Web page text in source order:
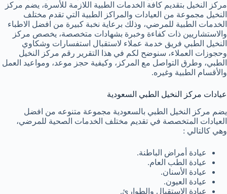
مركز النخيل بتقديم كافة الخدمات الطبية اللازمة للأسرة، يضم مركز
النخيل مجموعة من العيادات والمراكز الطبية التي تقدم مختلف
الخدمات الطبية للمرضي، وذلك برعاية نخبة كبيرة من افضل الاطباء
والاستشاريين ذات كفاءة وخبرة بشهادات متخصصة، يخصص مركز
النخيل الطبي فريق خدمة عملاء لاستقبال استفسارات وشكاوي
وحجوزات العملاء، سنوضح لكم في هذا التقرير رقم مركز النخيل
الطبي، وطرق التواصل مع المركز، وكيفية حجز موعد، ومواعيد العمل
والأقسام الطبية وغيره.
عيادات مركز النخيل الطبي السعودية
يضم مركز النخيل الطبي بالسعودية مجموعة متنوعه من افضل
العيادات المتخصصة في تقديم مختلف الخدمات الصحية للمرضي،
وهي كالتالي :
عيادة أمراض الباطنة.
عيادة الطب العام.
عيادة الأسنان.
عيادة العيون.
عيادة الاستقبال والطوارئ.